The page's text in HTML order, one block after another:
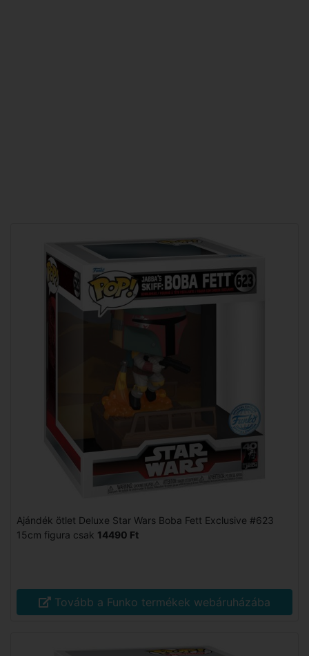
Ajándék ötlet Deluxe Star Wars Boba Fett Exclusive #623
15cm figura csak 14490 Ft
Tovább a Funko termékek webáruházába